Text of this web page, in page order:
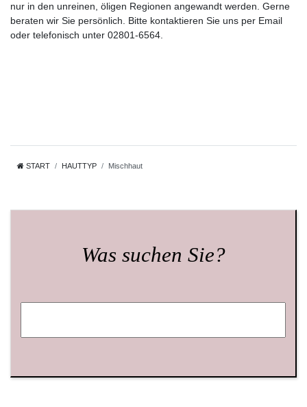
nur in den unreinen, öligen Regionen angewandt werden. Gerne
beraten wir Sie persönlich. Bitte kontaktieren Sie uns per Email
oder telefonisch unter 02801-6564.
START HAUTTYP Mischhaut
Was suchen Sie?